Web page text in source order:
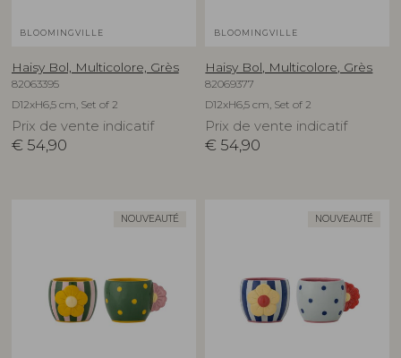
BLOOMINGVILLE
Haisy Bol, Multicolore, Grès
82063395
D12xH6,5 cm, Set of 2
Prix de vente indicatif
€ 54,90
BLOOMINGVILLE
Haisy Bol, Multicolore, Grès
82069377
D12xH6,5 cm, Set of 2
Prix de vente indicatif
€ 54,90
NOUVEAUTÉ NOUVEAUTÉ